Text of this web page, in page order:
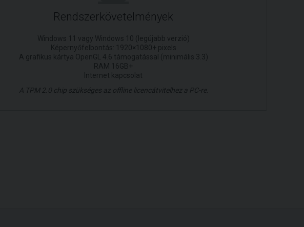
Rendszerkövetelmények
Windows 11 vagy Windows 10 (legújabb verzió)
Képernyőfelbontás: 1920×1080+ pixels
A grafikus kártya OpenGL 4.6 támogatással (minimális 3.3)
RAM 16GB+
Internet kapcsolat
A TPM 2.0 chip szükséges az offline licencátvitelhez a PC-re .